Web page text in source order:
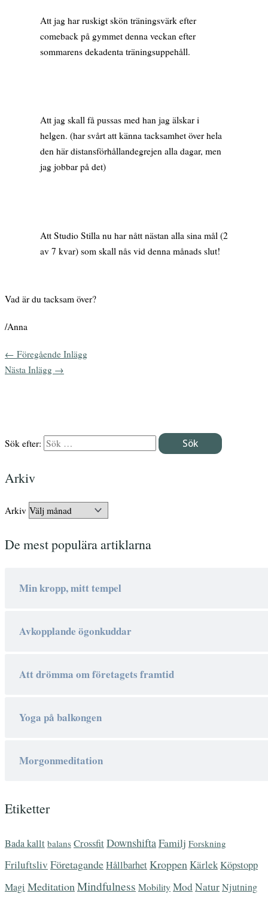
Att jag har ruskigt skön träningsvärk efter
comeback på gymmet denna veckan efter
sommarens dekadenta träningsuppehåll.
Att jag skall få pussas med han jag älskar i
helgen. (har svårt att känna tacksamhet över hela
den här distansförhållandegrejen alla dagar, men
jag jobbar på det)
Att Studio Stilla nu har nått nästan alla sina mål (2
av 7 kvar) som skall nås vid denna månads slut!
Vad är du tacksam över?
/Anna
← Föregående Inlägg
Nästa Inlägg →
Sök efter:
Arkiv
Arkiv
De mest populära artiklarna
Min kropp, mitt tempel
Avkopplande ögonkuddar
Att drömma om företagets framtid
Yoga på balkongen
Morgonmeditation
Etiketter
Bada kallt balans CrossfitDownshiftaFamilj Forskning
Friluftsliv FöretagandeHållbarhetKroppenKärlekKöpstopp
Magi MeditationMindfulness MobilityModNaturNjutning